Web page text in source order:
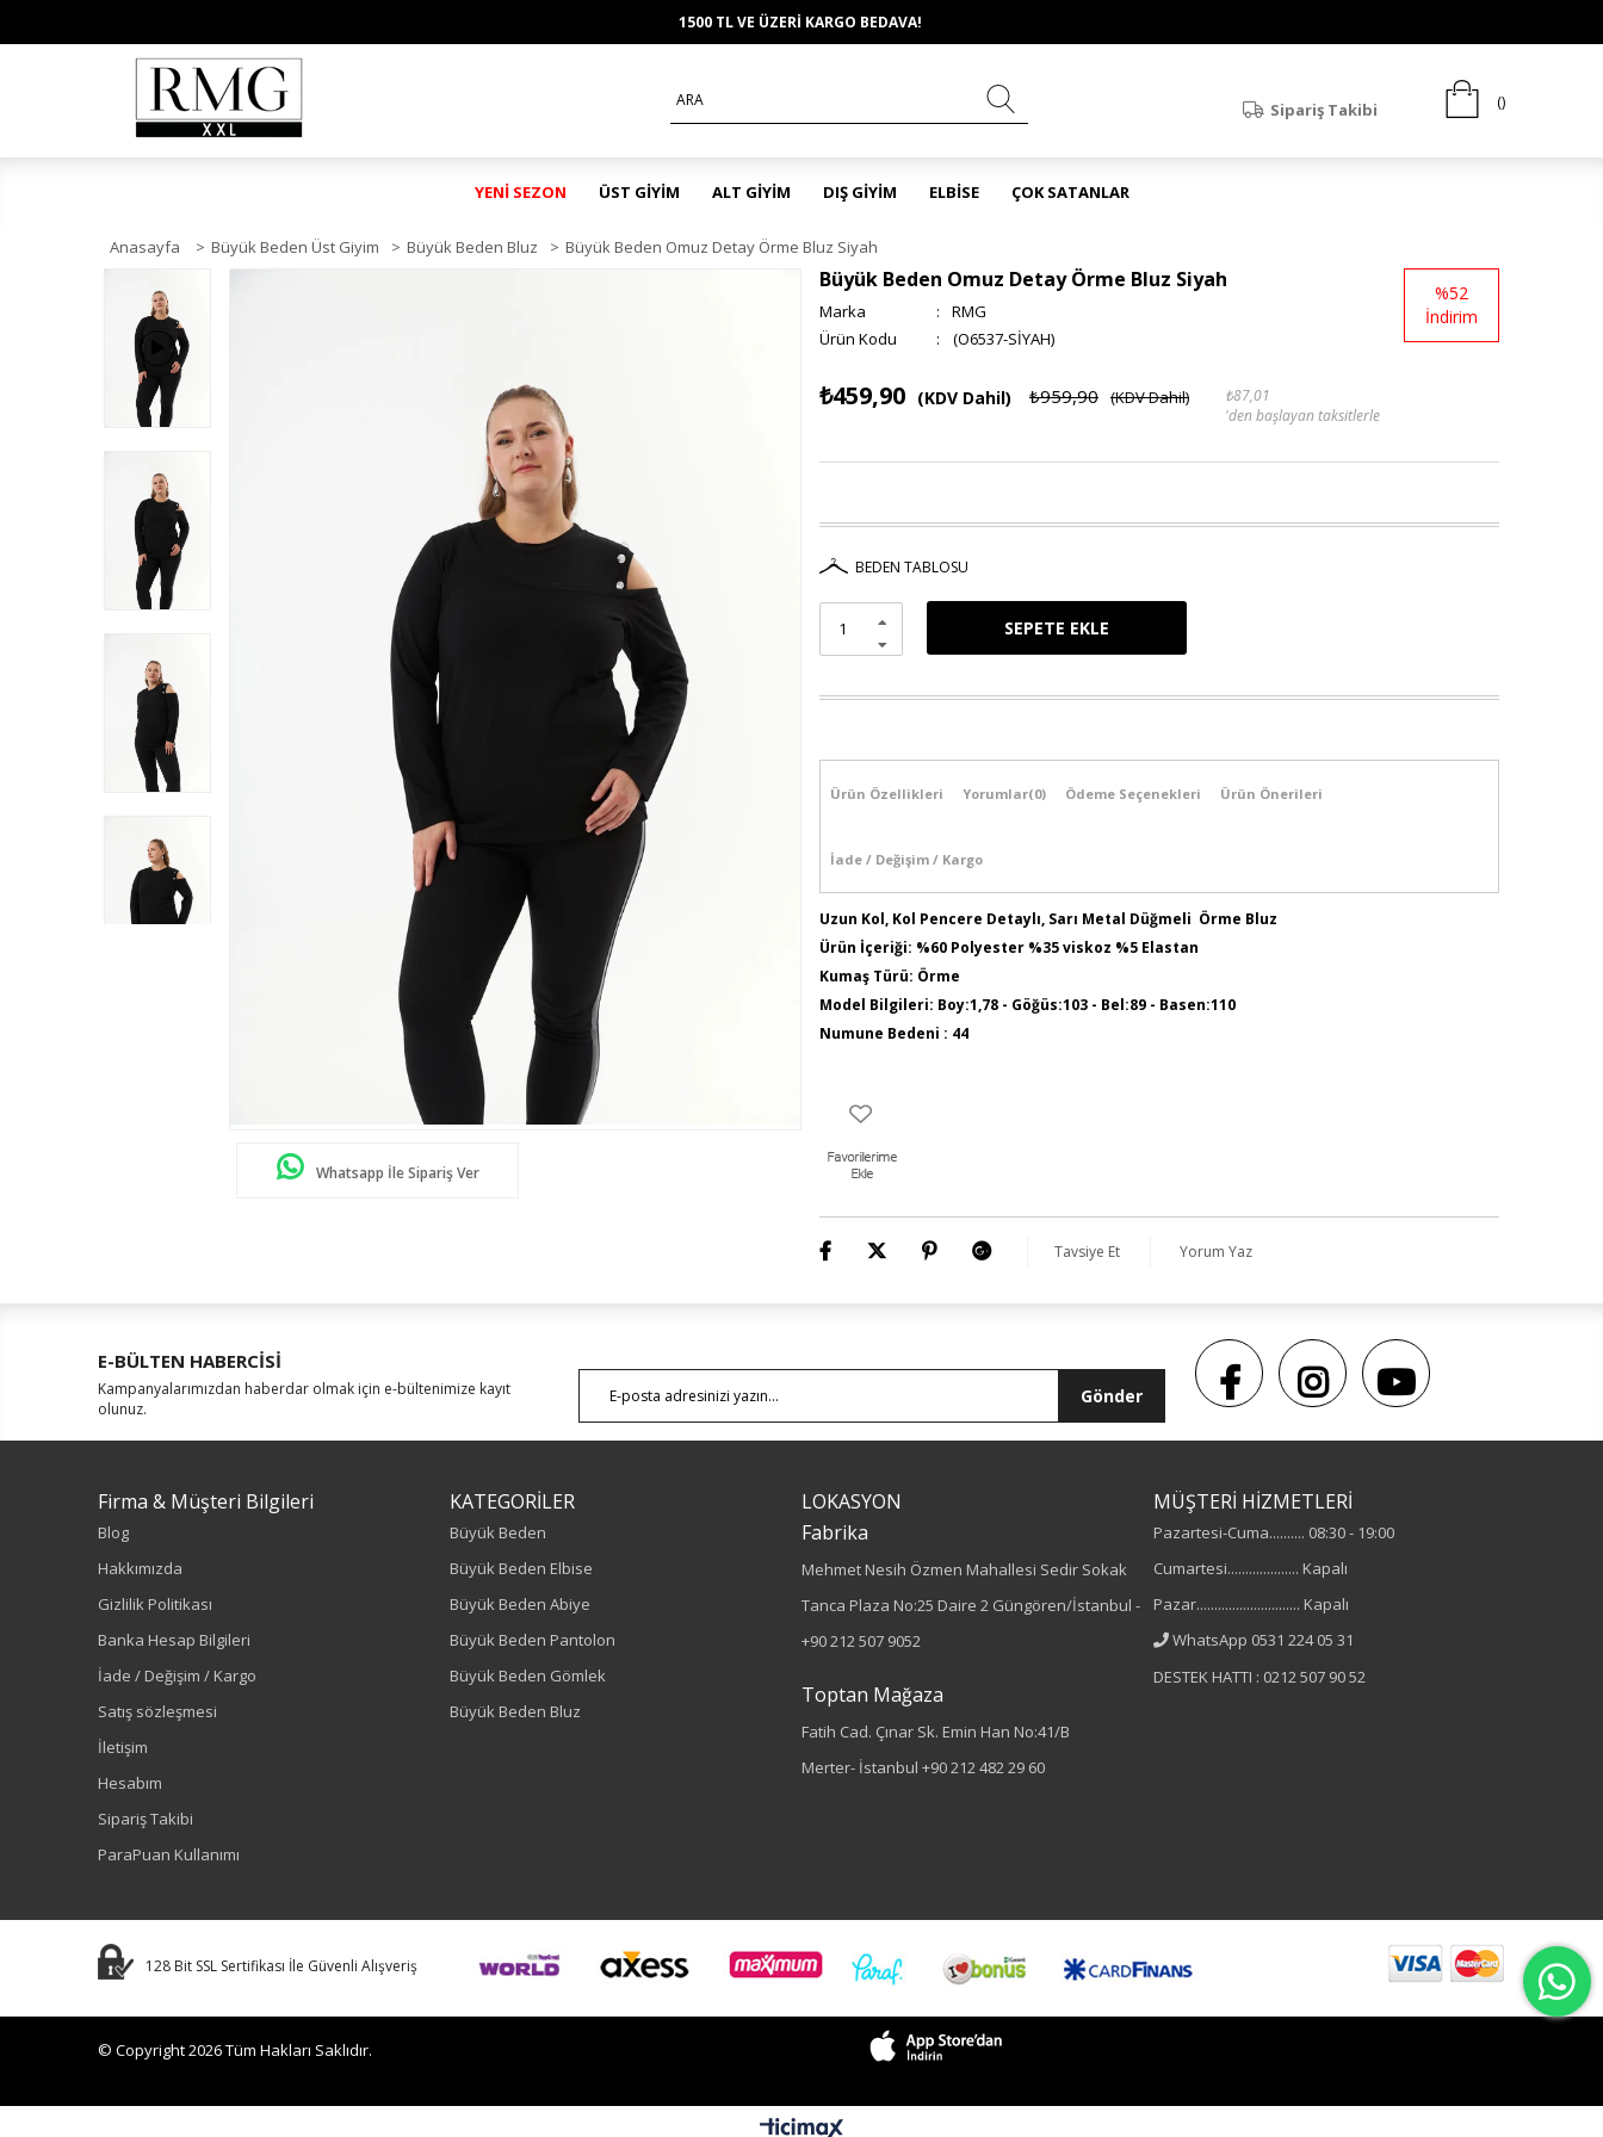
1500 TL VE ÜZERİ KARGO BEDAVA!
Sipariş Takibi
YENİ SEZON ÜST GİYİM ALT GİYİM DIŞ GİYİM ELBİSE ÇOK SATANLAR
Anasayfa > Büyük Beden Üst Giyim > Büyük Beden Bluz > Büyük Beden Omuz Detay Örme Bluz Siyah
Whatsapp İle Sipariş Ver
Büyük Beden Omuz Detay Örme Bluz Siyah
Marka :
RMG
(O6537-SİYAH)
%52
İndirim
₺959,90 (KDV Dahil)
₺459,90 (KDV Dahil)
₺87,01
'den başlayan taksitlerle
BEDEN TABLOSU
Ürün Özellikleri Yorumlar(0) Ödeme Seçenekleri Ürün Önerileri
İade / Değişim / Kargo
Uzun Kol, Kol Pencere Detaylı, Sarı Metal Düğmeli Örme Bluz
Ürün İçeriği: %60 Polyester %35 viskoz %5 Elastan
Kumaş Türü: Örme
Model Bilgileri: Boy:1,78 - Göğüs:103 - Bel:89 - Basen:110
Numune Bedeni : 44
Tavsiye Et Yorum Yaz
E-BÜLTEN HABERCİSİ
Kampanyalarımızdan haberdar olmak için e-bültenimize kayıt
olunuz.
Gönder
Firma & Müşteri Bilgileri
Blog
Hakkımızda
Gizlilik Politikası
Banka Hesap Bilgileri
İade / Değişim / Kargo
Satış sözleşmesi
İletişim
Hesabım
Sipariş Takibi
ParaPuan Kullanımı
KATEGORİLER
Büyük Beden
Büyük Beden Elbise
Büyük Beden Abiye
Büyük Beden Pantolon
Büyük Beden Gömlek
Büyük Beden Bluz
LOKASYON
Fabrika
Mehmet Nesih Özmen Mahallesi Sedir Sokak
Tanca Plaza No:25 Daire 2 Güngören/İstanbul -
+90 212 507 9052
Toptan Mağaza
Fatih Cad. Çınar Sk. Emin Han No:41/B
Merter- İstanbul +90 212 482 29 60
MÜŞTERİ HİZMETLERİ
Pazartesi-Cuma.......... 08:30 - 19:00
Cumartesi.................... Kapalı
Pazar............................. Kapalı
WhatsApp 0531 224 05 31
DESTEK HATTI : 0212 507 90 52
128 Bit SSL Sertifikası İle Güvenli Alışveriş
© Copyright 2026 Tüm Hakları Saklıdır.